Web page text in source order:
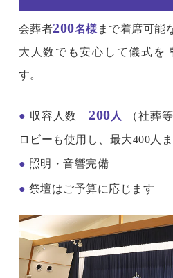
会葬者200名様 まで着席可能
大人数でも安心して儀式を
す。
● 収容人数200 人
（社葬
ロビーも使用し、最大400人
● 照明・音響完備
● 祭壇はご予算に応じます